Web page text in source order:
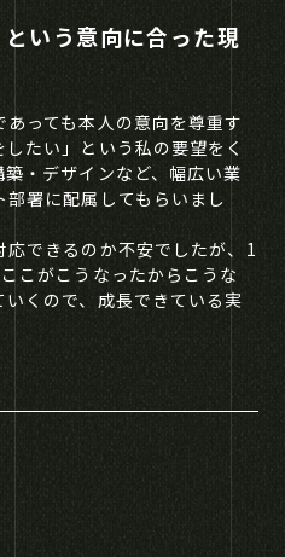
という意向に合った現
っても本人の意向を尊重す
たい」という私の要望をく
・デザインなど、幅広い業
署に配属してもらいまし
できるのか不安でしたが、1
こがこうなったからこうな
くので、成長できている実